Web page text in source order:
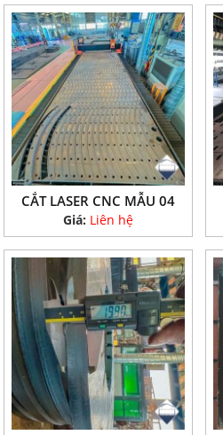
CẮT LASER CNC MẪU 04
Giá: Liên hệ